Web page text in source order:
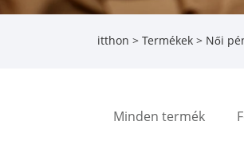
itthon > Termékek > Női
Minden termék